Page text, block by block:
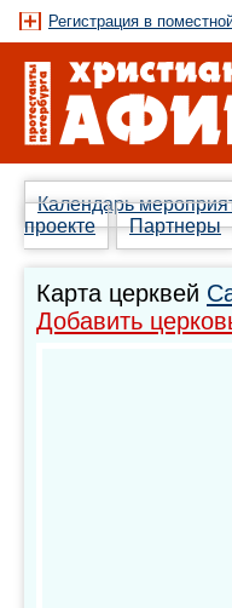
Регистрация в
Календарь
проекте
Партнеры
Карта церквей
Добавить